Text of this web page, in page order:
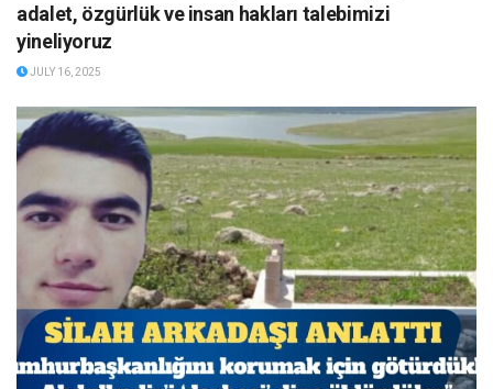
adalet, özgürlük ve insan hakları talebimizi
yineliyoruz
JULY 16, 2025